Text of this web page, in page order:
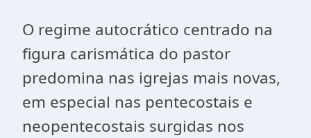
O regime autocrático centrado na
figura carismática do pastor
predomina nas igrejas mais novas,
em especial nas pentecostais e
neopentecostais surgidas nos